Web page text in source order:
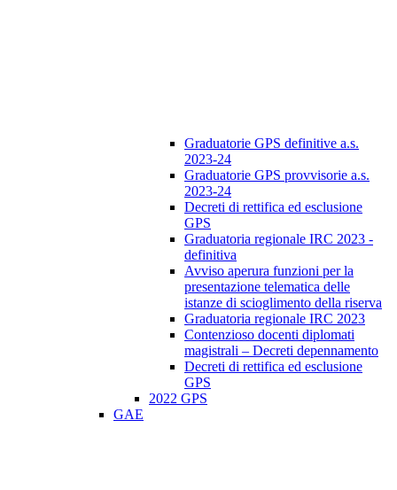
Graduatorie GPS definitive a.s.
2023-24
Graduatorie GPS provvisorie a.s.
2023-24
Decreti di rettifica ed esclusione
GPS
Graduatoria regionale IRC 2023 -
definitiva
Avviso aperura funzioni per la
presentazione telematica delle
istanze di scioglimento della riserva
Graduatoria regionale IRC 2023
Contenzioso docenti diplomati
magistrali – Decreti depennamento
Decreti di rettifica ed esclusione
GPS
2022 GPS
GAE